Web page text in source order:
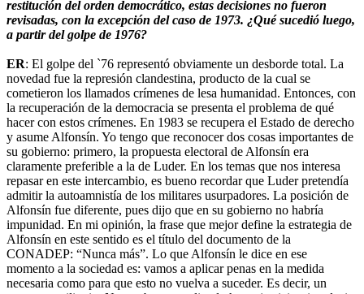
restitución del orden democrático, estas decisiones no fueron
revisadas, con la excepción del caso de 1973. ¿Qué sucedió luego,
a partir del golpe de 1976?
ER: El golpe del `76 representó obviamente un desborde total. La
novedad fue la represión clandestina, producto de la cual se
cometieron los llamados crímenes de lesa humanidad. Entonces, con
la recuperación de la democracia se presenta el problema de qué
hacer con estos crímenes. En 1983 se recupera el Estado de derecho
y asume Alfonsín. Yo tengo que reconocer dos cosas importantes de
su gobierno: primero, la propuesta electoral de Alfonsín era
claramente preferible a la de Luder. En los temas que nos interesa
repasar en este intercambio, es bueno recordar que Luder pretendía
admitir la autoamnistía de los militares usurpadores. La posición de
Alfonsín fue diferente, pues dijo que en su gobierno no habría
impunidad. En mi opinión, la frase que mejor define la estrategia de
Alfonsín en este sentido es el título del documento de la
CONADEP: “Nunca más”. Lo que Alfonsín le dice en ese
momento a la sociedad es: vamos a aplicar penas en la medida
necesaria como para que esto no vuelva a suceder. Es decir, un